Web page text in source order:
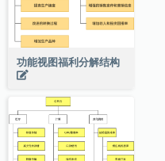
功能视图福利分解结构